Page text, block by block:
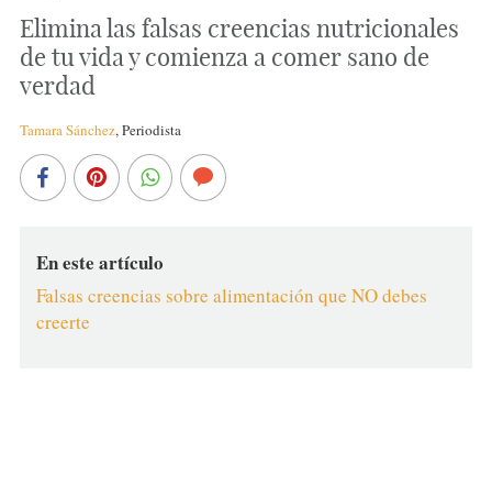
Elimina las falsas creencias nutricionales
de tu vida y comienza a comer sano de
verdad
Tamara Sánchez,Periodista
En este artículo
Falsas creencias sobre alimentación que NO debes
creerte